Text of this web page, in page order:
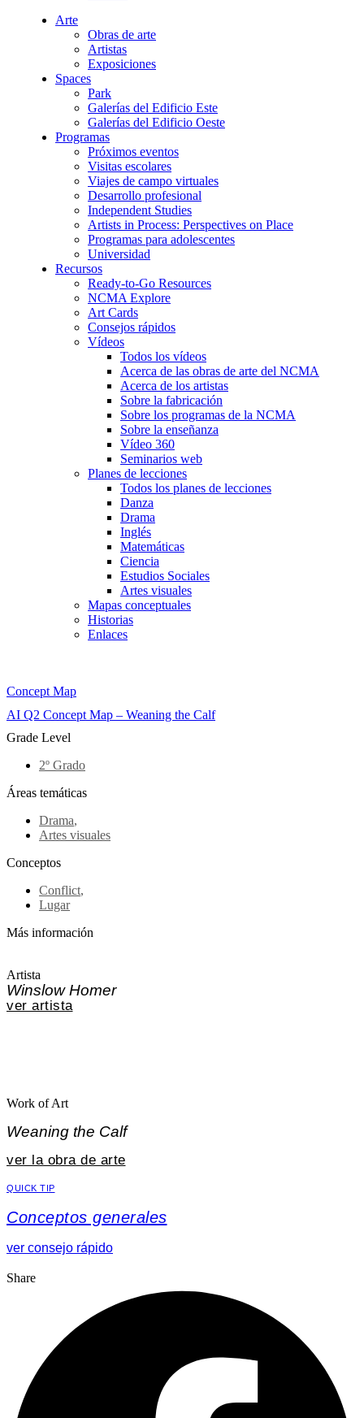
Arte
Obras de arte
Artistas
Exposiciones
Spaces
Park
Galerías del Edificio Este
Galerías del Edificio Oeste
Programas
Próximos eventos
Visitas escolares
Viajes de campo virtuales
Desarrollo profesional
Independent Studies
Artists in Process: Perspectives on Place
Programas para adolescentes
Universidad
Recursos
Ready-to-Go Resources
NCMA Explore
Art Cards
Consejos rápidos
Vídeos
Todos los vídeos
Acerca de las obras de arte del NCMA
Acerca de los artistas
Sobre la fabricación
Sobre los programas de la NCMA
Sobre la enseñanza
Vídeo 360
Seminarios web
Planes de lecciones
Todos los planes de lecciones
Danza
Drama
Inglés
Matemáticas
Ciencia
Estudios Sociales
Artes visuales
Mapas conceptuales
Historias
Enlaces
Concept Map
AI Q2 Concept Map – Weaning the Calf
Grade Level
2º Grado
Áreas temáticas
Drama,
Artes visuales
Conceptos
Conflict,
Lugar
Más información
Artista
Winslow Homer
ver artista
Work of Art
Weaning the Calf
ver la obra de arte
QUICK TIP
Conceptos generales
ver consejo rápido
Share